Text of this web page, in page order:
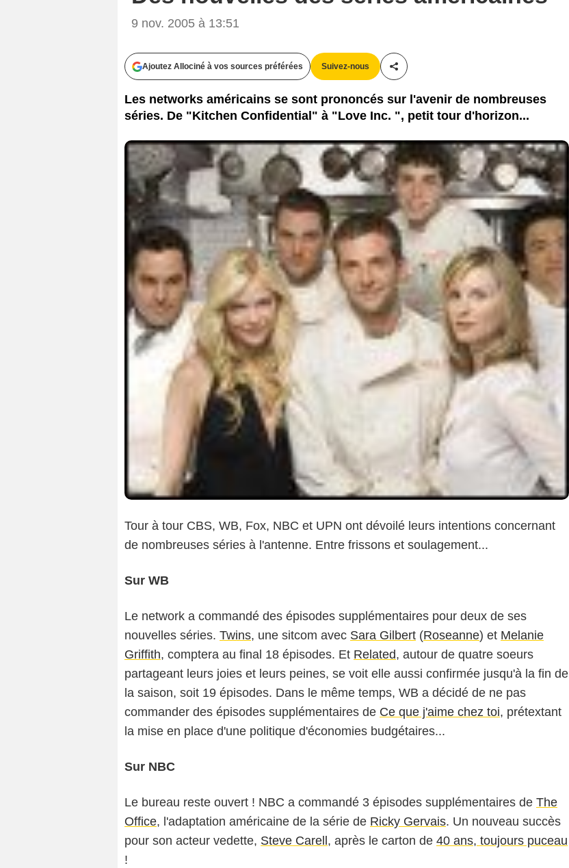
9 nov. 2005 à 13:51
Ajoutez Allociné à vos sources préférées Suivez-nous
Partager cet article
Les networks américains se sont prononcés sur l'avenir de nombreuses
séries. De "Kitchen Confidential" à "Love Inc. ", petit tour d'horizon...
Tour à tour CBS, WB, Fox, NBC et UPN ont dévoilé leurs intentions concernant
de nombreuses séries à l'antenne. Entre frissons et soulagement...
Sur WB
Le network a commandé des épisodes supplémentaires pour deux de ses
nouvelles séries. Twins, une sitcom avec Sara Gilbert (Roseanne) et Melanie
Griffith, comptera au final 18 épisodes. Et Related, autour de quatre soeurs
partageant leurs joies et leurs peines, se voit elle aussi confirmée jusqu'à la fin de
la saison, soit 19 épisodes. Dans le même temps, WB a décidé de ne pas
commander des épisodes supplémentaires de Ce que j'aime chez toi, prétextant
la mise en place d'une politique d'économies budgétaires...
Sur NBC
Le bureau reste ouvert ! NBC a commandé 3 épisodes supplémentaires de The
Office, l'adaptation américaine de la série de Ricky Gervais. Un nouveau succès
pour son acteur vedette, Steve Carell, après le carton de 40 ans, toujours puceau
!